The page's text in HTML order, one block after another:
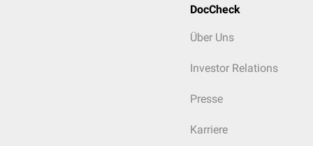
DocCheck
Über Uns
Investor Relations
Presse
Karriere